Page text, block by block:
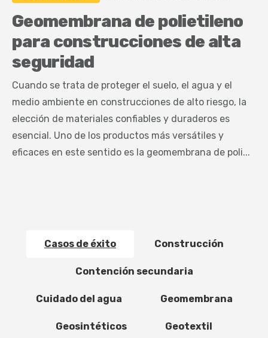
Geomembrana de polietileno
para construcciones de alta
seguridad
Cuando se trata de proteger el suelo, el agua y el
medio ambiente en construcciones de alto riesgo, la
elección de materiales confiables y duraderos es
esencial. Uno de los productos más versátiles y
eficaces en este sentido es la geomembrana de poli...
Casos de éxito Construcción
Contención secundaria
Cuidado del agua Geomembrana
Geosintéticos Geotextil